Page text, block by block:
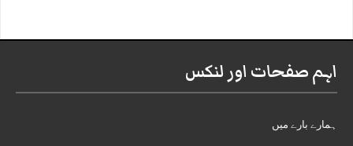
اہم صفحات اور لنکس
ہمارے بارے میں